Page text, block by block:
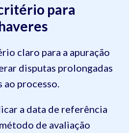
para
claro para a apuração
disputas prolongadas
processo.
a data de referência
de avaliação